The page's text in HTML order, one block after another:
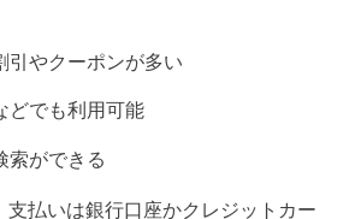
引やクーポンが多い
どでも利用可能
索ができる
払いは銀行口座かクレジットカー